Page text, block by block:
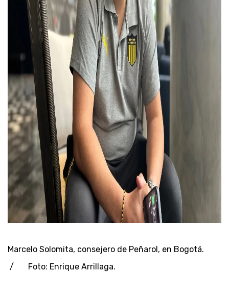
Marcelo Solomita, consejero de Peñarol, en Bogotá.
/ Foto: Enrique Arrillaga.